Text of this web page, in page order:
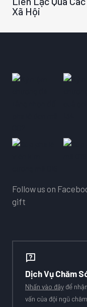
Xã Hội
Follow us on
gift
Dịch Vụ Chăm
Nhấn vào đây để
vấn của đội ngũ